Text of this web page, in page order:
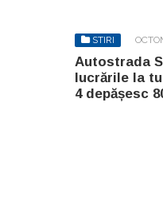
STIRI
Autostrada
lucrările la
4 depășesc